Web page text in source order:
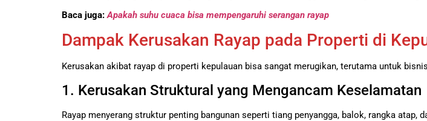
Baca juga:Apakah suhu cuaca bisa mempengaruhi serangan rayap
Dampak Kerusakan Rayap pada Properti di
Kerusakan akibat rayap di properti kepulauan bisa sangat merugikan, terutama untuk
1. Kerusakan Struktural yang Mengancam Keselamatan
Rayap menyerang struktur penting bangunan seperti tiang penyangga, balok, rangka atap,